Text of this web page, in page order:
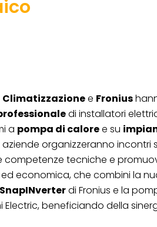
Climatizzazionee Fronius
di installatori
a pompa di caloree su
organizzeranno incontri
competenze tecniche e
economica, che combini la
SnapINverterdi Fronius e la
Electric, beneficiando della